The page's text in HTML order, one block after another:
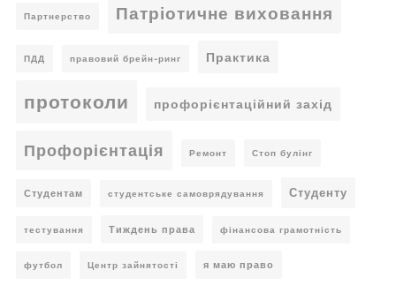
Партнерство Патріотичне виховання
ПДД правовий брейн-ринг Практика
протоколи профорієнтаційний захід
Профорієнтація Ремонт Стоп булінг
Студентам студентське самоврядування Студенту
тестування Тиждень права фінансова грамотність
футбол Центр зайнятості я маю право